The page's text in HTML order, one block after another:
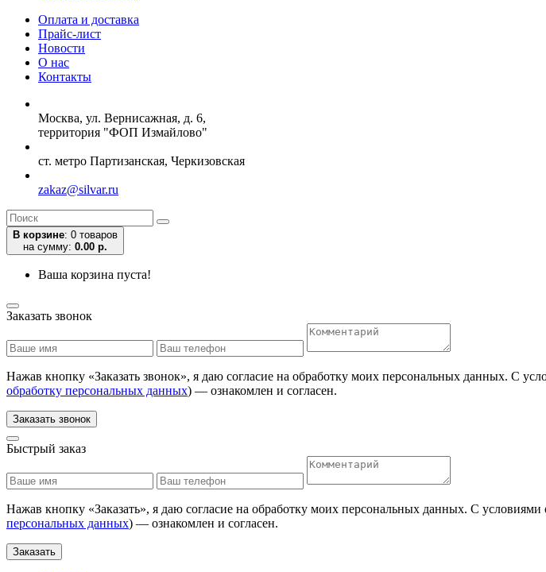
Оплата и доставка
Прайс-лист
Новости
О нас
Контакты
Москва, ул. Вернисажная, д. 6,
территория "ФОП Измайлово"
ст. метро Партизанская, Черкизовская
zakaz@silvar.ru
В корзине: 0 товаров
на сумму: 0.00 р.
Ваша корзина пуста!
Заказать звонок
Нажав кнопку «Заказать звонок», я даю согласие на обработку моих персональных данных. С
обработку персональных данных) — ознакомлен и согласен.
Заказать звонок
Быстрый заказ
Нажав кнопку «Заказать», я даю согласие на обработку моих персональных данных. С
персональных данных) — ознакомлен и согласен.
Заказать